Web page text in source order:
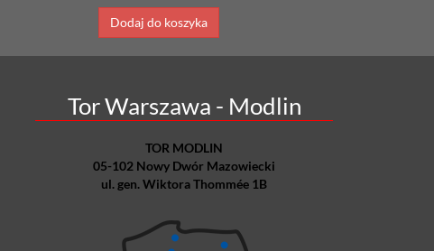
Dodaj do koszyka
Tor Warszawa - Modlin
TOR MODLIN
05-102 Nowy Dwór Mazowiecki
ul. gen. Wiktora Thommée 1B